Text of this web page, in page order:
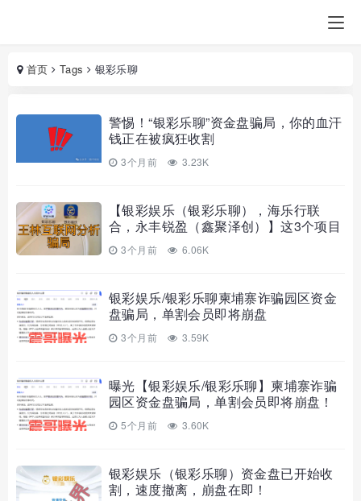
首页 Tags 银彩乐聊
警惕！“银彩乐聊”资金盘骗局，你的血汗
钱正在被疯狂收割
3个月前 3.23K
【银彩娱乐（银彩乐聊），海乐行联
合，永丰锐盈（鑫聚泽创）】这3个项目
都是骗局，杀猪盘又出来收割韭菜了，
别3个月前 6.06K
银彩娱乐/银彩乐聊柬埔寨诈骗园区资金
盘骗局，单割会员即将崩盘
3个月前 3.59K
曝光【银彩娱乐/银彩乐聊】柬埔寨诈骗
园区资金盘骗局，单割会员即将崩盘！
5个月前 3.60K
银彩娱乐（银彩乐聊）资金盘已开始收
割，速度撤离，崩盘在即！